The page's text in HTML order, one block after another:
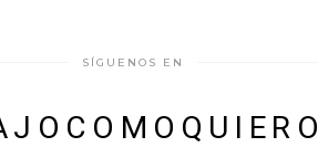
SÍGUENOS EN